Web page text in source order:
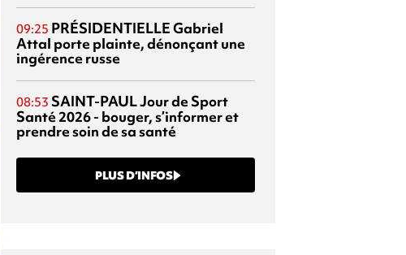
09:25 PRÉSIDENTIELLEGabriel
Attal porte plainte, dénonçant une
ingérence russe
08:53 SAINT-PAULJour de Sport
Santé 2026 - bouger, s’informer et
prendre soin de sa santé
PLUS D’INFOS